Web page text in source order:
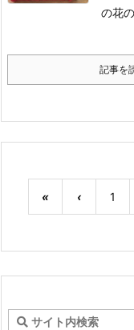
の花
記事を
« ‹ 1